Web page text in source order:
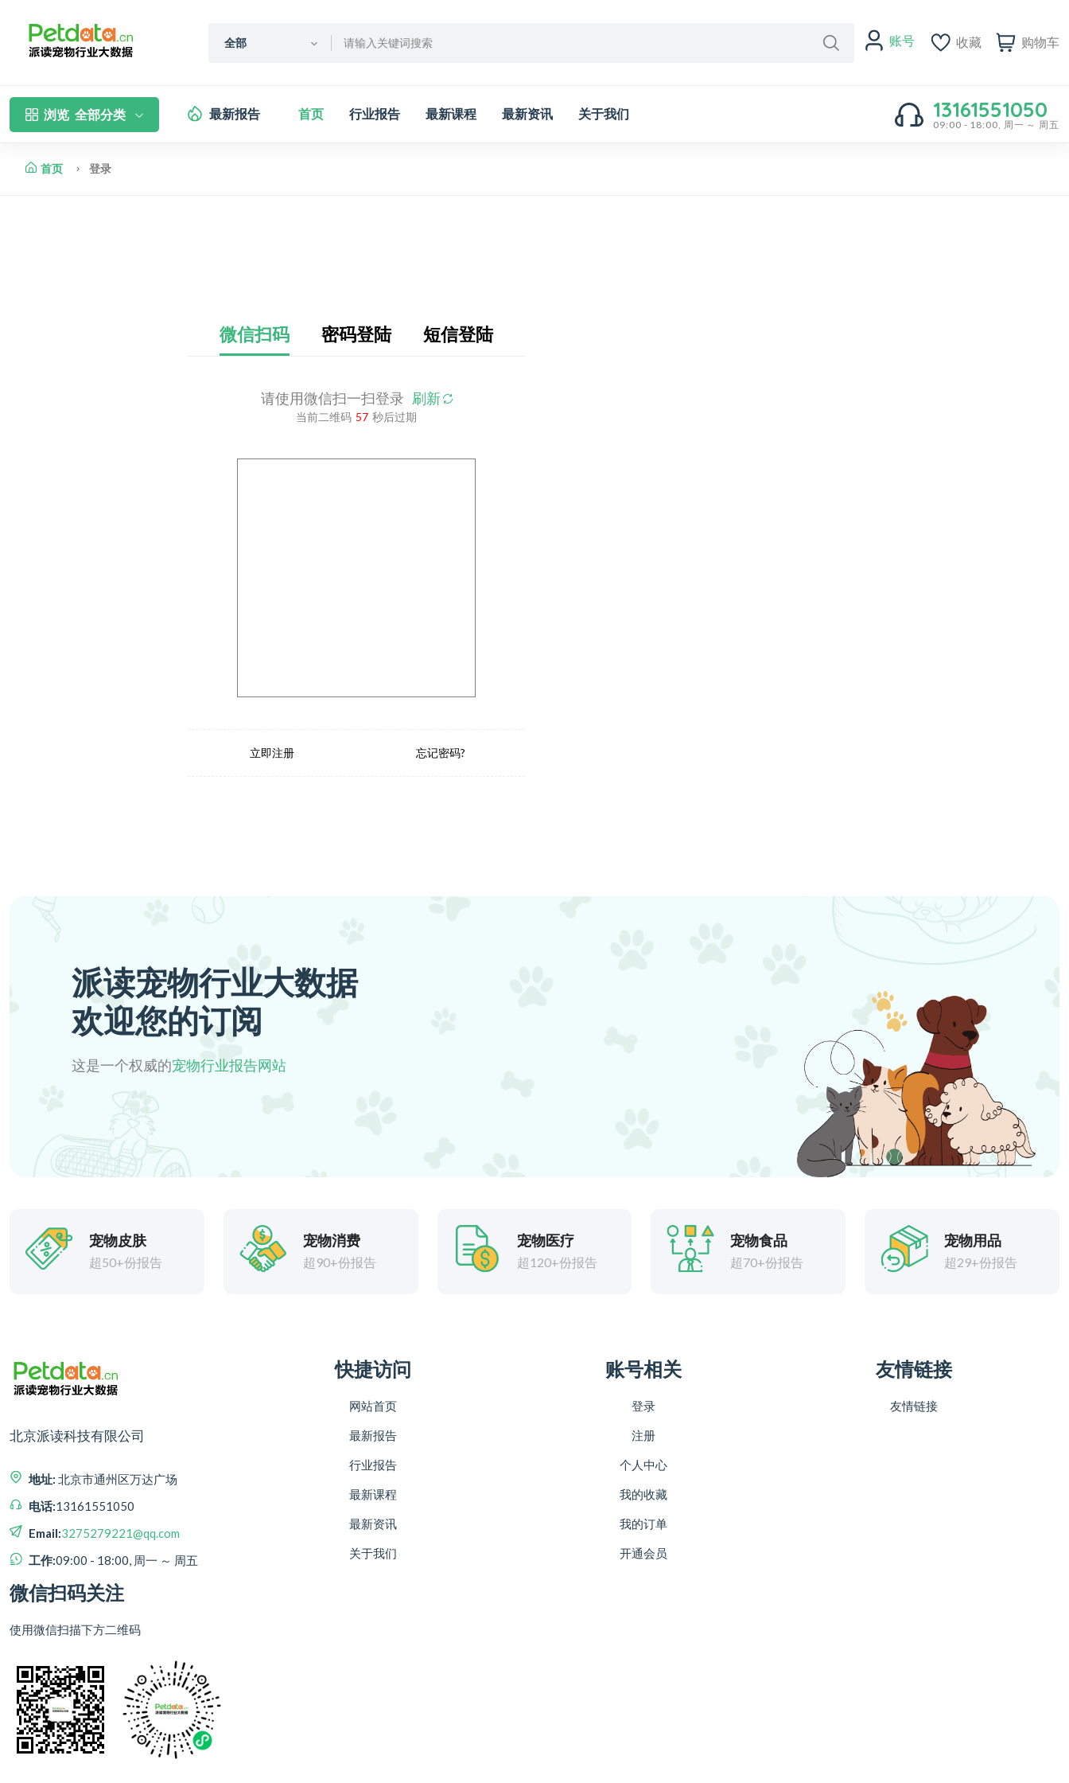
全部 账号 收藏 购物车
浏览 全部分类 最新报告 首页 行业报告 最新课程 最新资讯 关于我们 13161551050
09:00 - 18:00, 周一 ～ 周五
首页 登录
微信扫码 密码登陆 短信登陆
请使用微信扫一扫登录 刷新
当前二维码 56 秒后过期
立即注册 忘记密码?
派读宠物行业大数据
欢迎您的订阅
这是一个权威的宠物行业报告网站
宠物皮肤
超50+份报告
宠物消费
超90+份报告
宠物医疗
超120+份报告
宠物食品
超70+份报告
宠物用品
超29+份报告
北京派读科技有限公司
地址: 北京市通州区万达广场
电话:13161551050
Email:3275279221@qq.com
工作:09:00 - 18:00, 周一 ～ 周五
快捷访问
网站首页
最新报告
行业报告
最新课程
最新资讯
关于我们
账号相关
登录
注册
个人中心
我的收藏
我的订单
开通会员
友情链接
友情链接
微信扫码关注
使用微信扫描下方二维码